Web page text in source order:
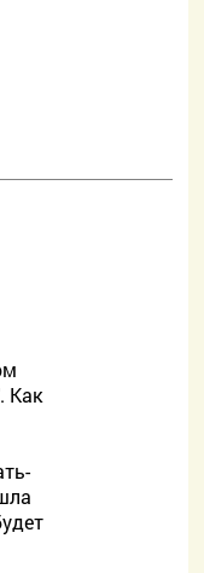
Как